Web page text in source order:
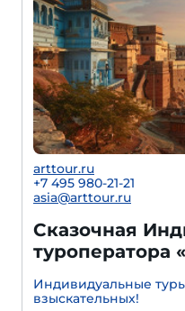
arttour.ru
+7 495 980-21-21
asia@arttour.ru
Сказочная
туроператора
Индивидуальные
взыскательных!